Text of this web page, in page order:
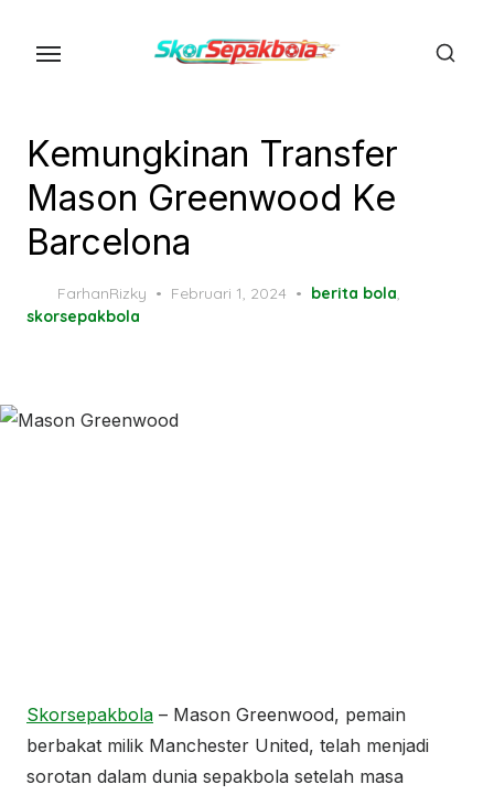
Kemungkinan Transfer
Mason Greenwood Ke
Barcelona
FarhanRizky
Posted
Februari 1, 2024 berita bola,
skorsepakbola
Skorsepakbola – Mason Greenwood, pemain
berbakat milik Manchester United, telah menjadi
sorotan dalam dunia sepakbola setelah masa